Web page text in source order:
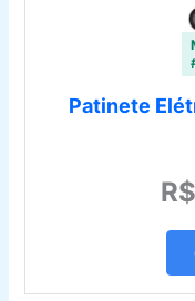
Patinete